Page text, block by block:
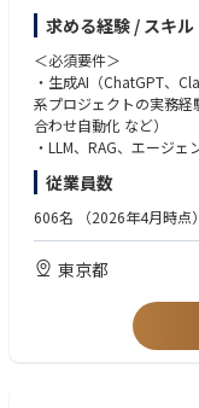
出向先として予定してい
アント企業のマーケティ
ーメーションの構想から
ントの事業成長に資す
の創出・デリバリーに
きます。
博報堂ＤＹグループの
ービス開発から得意先支
を行っていくことで、事
博報堂ＤＹグループに
ジネス変革を支援。特
求める経験 / スキル
＜必須要件＞
・生成AI（ChatGPT、
系プロジェクトの実務
合わせ自動化 など）
・LLM、RAG、エージ
クへの理解・実装関与経験
・AI・DX領域における
進等）の経験（例：クラ
した経験）
・得意先または社内プ
含むPoCの設計・要件
・エンジニア・データ
構成に落とし込んだ経
従業員数
606名 （2026年4月時点）
東京都